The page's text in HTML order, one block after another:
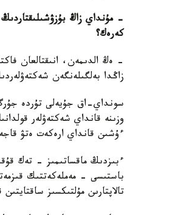
- مۇنداي زاڭ
كەرەك؟
- ەڭ الدىمەن، انىقتالعان
زاڭدا بەلگىلەنگەن
سونداي-اق جۇيەلى تۇردە
وزىنە قانداي شەكتەۋلەر
ءۇشىن قانداي ارەكەت ەتۋ
ءبىزدىڭ ماقساتىمىز - تەك
باستىسى - مەملەكەتتىك
تالاپتارىن مۇلتىكسىز